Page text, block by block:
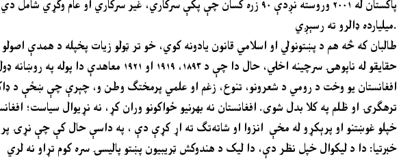
ميليارده ډالرو ته رسېږي.
طالبان که څه هم د پښتونولي او اسلامي قانون يادونه کوي، خو تر ټولو زيات پخپله د همدې
حقایقو له ناپوهۍ سرچينه اخلي، حال دا چې د ۱۸۹۳، ۱۹۱۹ او ۱۹۲۱ معاهدې دا پوله په روښانه ډول تاییدوي او منلې ی ده
افغانستان يو وخت د رومي د شعرونو، تنوع، زغم او علمي پرمختګ وطن و، چېرې چې ښځې د
ترهګرۍ او ظلم په کلا بدل شوی. افغانستان نه بهرنیو ځواکونو وران کړ، نه نړیوال سیاست؛
خپلو غوښتنو او پرېکړو له مخې انزوا او شاته‌تګ ته اړ کړې دې ، په داسې حال کې چې نړۍ
خبرتیا: دا د لیکوال خپل نظر دې، دا لیک د هندوکش ټریبیون پښتو پالیسۍ سره کوم تړاو نه لري